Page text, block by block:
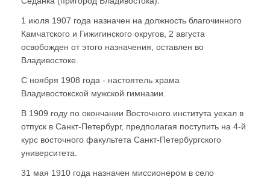
1 июля 1907 года назначен на должность благочинного
Камчатского и Гижигинского округов, 2 августа
освобожден от этого назначения, оставлен во
Владивостоке.
С ноября 1908 года - настоятель храма
Владивостокской мужской гимназии.
В 1909 году по окончании Восточного института уехал в
отпуск в Санкт-Петербург, предполагая поступить на 4-й
курс восточного факультета Санкт-Петербургского
университета.
31 мая 1910 года назначен миссионером в село